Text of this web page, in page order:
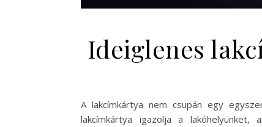
Ideiglenes
A lakcímkártya nem csupán egy
lakcímkártya igazolja a lakóhelyünket,